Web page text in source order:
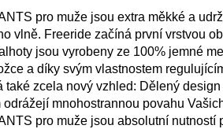
pro muže jsou extra měkké a
vlně. Freeride začíná první vrstvou
jsou vyrobeny ze 100% jemné
a díky svým vlastnostem
také zcela nový vzhled: Dělený
mnohostrannou povahu
pro muže jsou absolutní nutností